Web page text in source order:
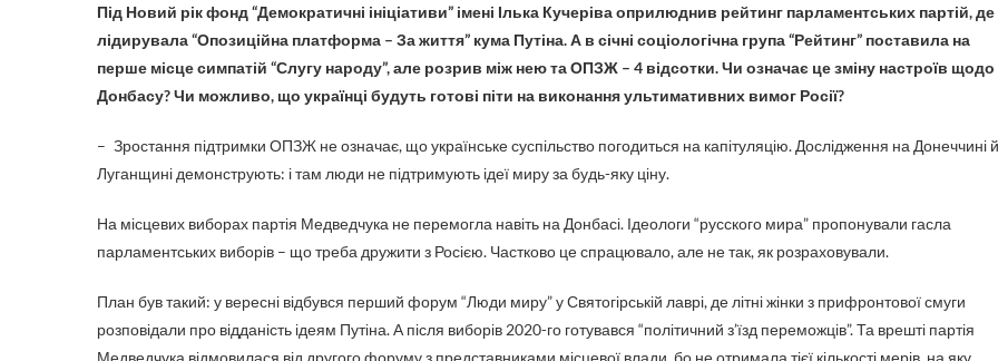
Під Новий рік фонд “Демократичні ініціативи” імені Ілька Кучеріва оприлюднив рейтинг парламентських партій, де
лідирувала “Опозиційна платформа – За життя” кума Путіна. А в січні соціологічна група “Рейтинг” поставила на
перше місце симпатій “Слугу народу”, але розрив між нею та ОПЗЖ – 4 відсотки. Чи означає це зміну настроїв щодо
Донбасу? Чи можливо, що українці будуть готові піти на виконання ультимативних вимог Росії?
– Зростання підтримки ОПЗЖ не означає, що українське суспільство погодиться на капітуляцію. Дослідження на Донеччині й
Луганщині демонструють: і там люди не підтримують ідеї миру за будь-яку ціну.
На місцевих виборах партія Медведчука не перемогла навіть на Донбасі. Ідеологи “русского мира” пропонували гасла
парламентських виборів – що треба дружити з Росією. Частково це спрацювало, але не так, як розраховували.
План був такий: у вересні відбувся перший форум “Люди миру” у Святогірській лаврі, де літні жінки з прифронтової смуги
розповідали про відданість ідеям Путіна. А після виборів 2020-го готувався “політичний з’їзд переможців”. Та врешті партія
Медведчука відмовилася від другого форуму з представниками місцевої влади, бо не отримала тієї кількості мерів, на яку